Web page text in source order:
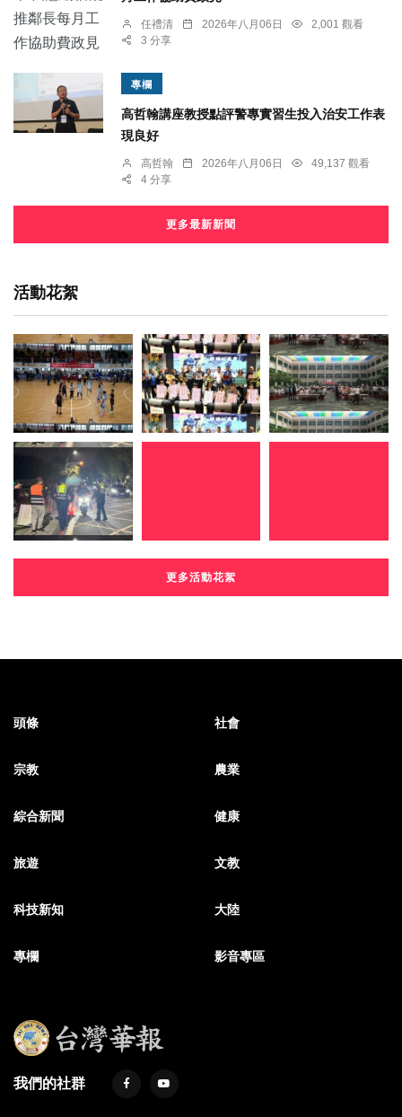
任禮清 2026年八月06日
2,001 觀看
3 分享
專欄
高哲翰講座教授點評警專實習生投入治安工作表
現良好
高哲翰 2026年八月06日
49,137 觀看
4 分享
更多最新新聞
活動花絮
更多活動花絮
頭條 社會
宗教 農業
綜合新聞 健康
旅遊 文教
科技新知 大陸
專欄 影音專區
我們的社群